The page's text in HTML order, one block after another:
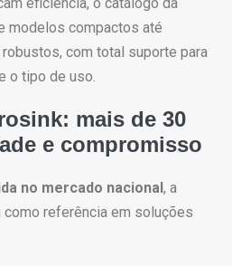
modelos compactos até
com total suporte para
o tipo de uso.
mais de 30
e compromisso
no mercado nacional, a
referência em soluções